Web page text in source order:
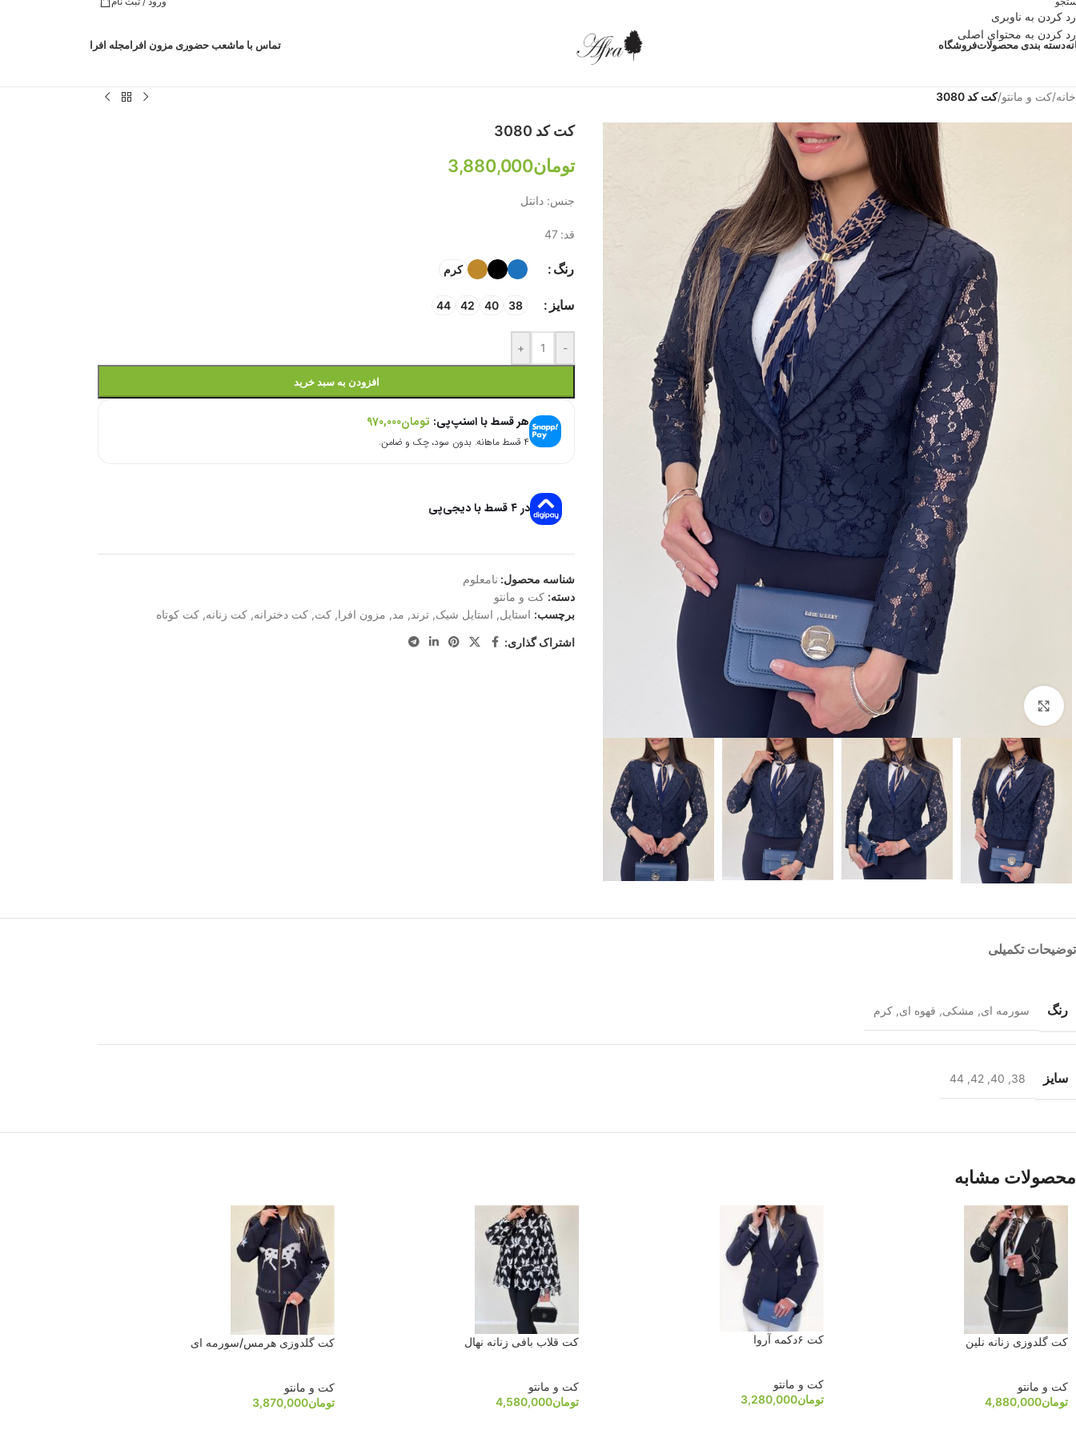
رد کردن به ناوبری
رد کردن به محتوای اصلی
دسته بندی محصولاتفروشگاه تماس با ماشعب حضوری مزون افرامجله افرا
خانه/کت و مانتو/کت کد 3080
کت کد 3080
تومان3,880,000
جنس: دانتل
قد: 47
رنگ کرم
سایز 38
40
42
44
-
+
افزودن به سبد خرید
هر قسط با اسنپ‌پی: تومان970,000
۴ قسط ماهانه. بدون سود، چک و ضامن.
در ۴ قسط با دیجی‌پی
شناسه محصول: نامعلوم
دسته: کت و مانتو
برچسب: استایل, استایل شیک, ترند, مد, مزون افرا, کت, کت دخترانه, کت زنانه, کت کوتاه
اشتراک گذاری:
توضیحات تکمیلی
رنگ سورمه ای, مشکی, قهوه ای, کرم
سایز 38
,
40
,
42
,
44
محصولات مشابه
کت گلدوزی زنانه نلین
کت و مانتو
تومان4,880,000
کت ۶دکمه آروا
کت و مانتو
تومان3,280,000
کت قلاب بافی زنانه نهال
کت و مانتو
تومان4,580,000
کت گلدوزی هرمس/سورمه ای
کت و مانتو
تومان3,870,000